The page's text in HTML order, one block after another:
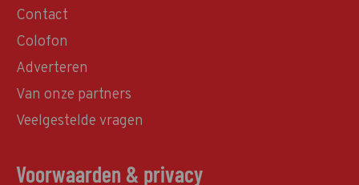
Contact
Colofon
Adverteren
Van onze partners
Veelgestelde vragen
Voorwaarden & privacy